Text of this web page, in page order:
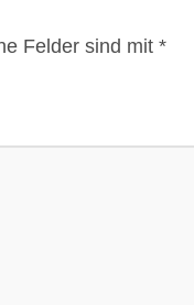
Felder sind mit *